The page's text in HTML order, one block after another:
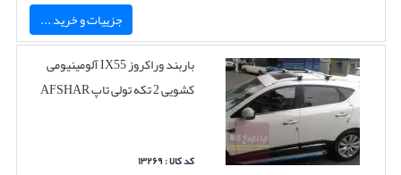
جزییات و خرید ...
باربند وراکروز IX55 آلومینیومی
کشویی 2 تکه تولی تاپ AFSHAR
کد کالا : ۱۳۲۶۹